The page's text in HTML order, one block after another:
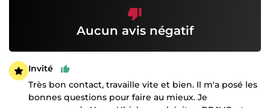
Aucun avis négatif
Invité
Très bon contact, travaille vite et bien. Il m'a posé les
bonnes questions pour faire au mieux. Je